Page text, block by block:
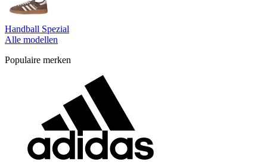
Handball Spezial
Alle modellen
Populaire merken